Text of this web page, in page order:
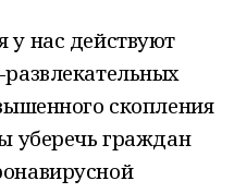
у нас действуют
скопления
уберечь граждан